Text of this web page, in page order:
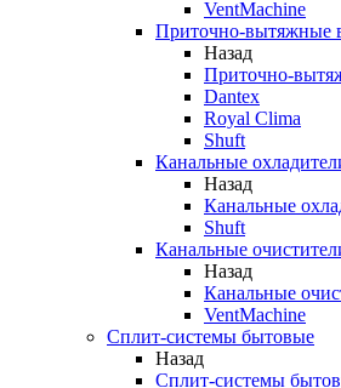
VentMachine
Приточно-вытяжные
Назад
Приточно-
Dantex
Royal Clima
Shuft
Канальные
Назад
Канальные
Shuft
Канальные
Назад
Канальные
VentMachine
Сплит-системы бытовые
Назад
Сплит-системы